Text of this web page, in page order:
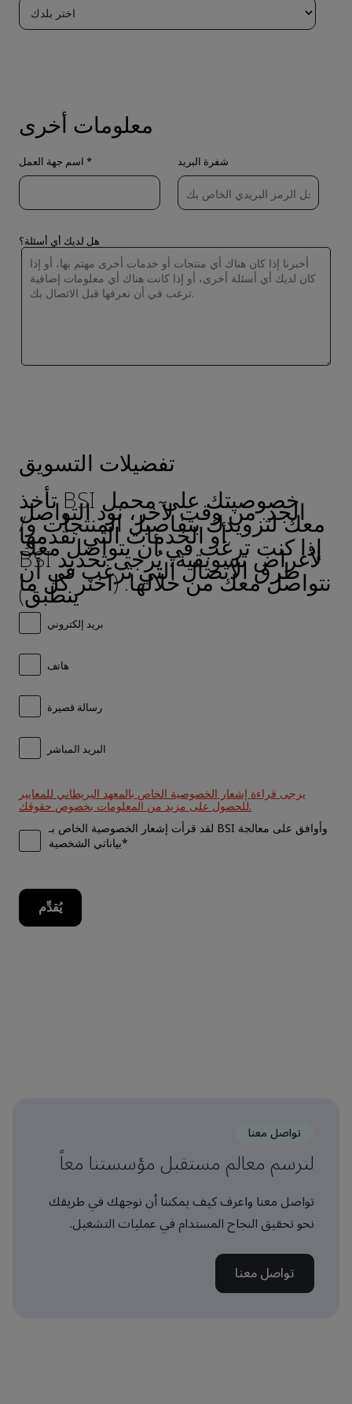
تواصل معنا
لنرسم معالم مستقبل مؤسستنا معاً
تواصل معنا واعرف كيف يمكننا أن نوجهك في طريقك
نحو تحقيق النجاح المستدام في عمليات التشغيل.
تواصل معنا